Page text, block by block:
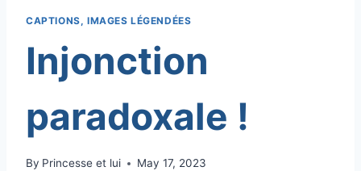
CAPTIONS, IMAGES LÉGENDÉES
Injonction
paradoxale !
By Princesse et lui May 17, 2023